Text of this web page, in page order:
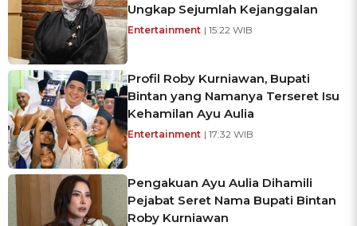
Ungkap Sejumlah Kejanggalan
Entertainment | 15:22 WIB
Profil Roby Kurniawan, Bupati
Bintan yang Namanya Terseret Isu
Kehamilan Ayu Aulia
Entertainment | 17:32 WIB
Pengakuan Ayu Aulia Dihamili
Pejabat Seret Nama Bupati Bintan
Roby Kurniawan